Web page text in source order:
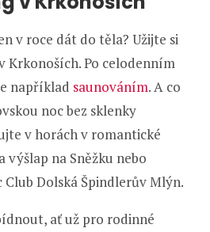
v roce dát do těla? Užijte si
Krkonoších. Po celodenním
například saunováním. A co
noc bez sklenky
v horách v romantické
výšlap na Sněžku nebo
Dolská Špindlerův Mlýn.
ať už pro rodinné